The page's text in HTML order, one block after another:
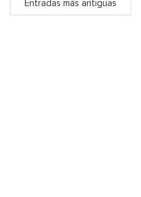
Entradas más antiguas